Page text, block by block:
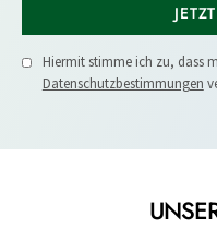
Hiermit stimme ich zu, dass
Datenschutzbestimmungen